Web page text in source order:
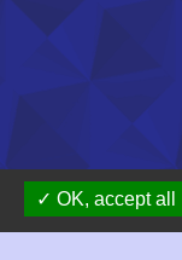
OK, accept all